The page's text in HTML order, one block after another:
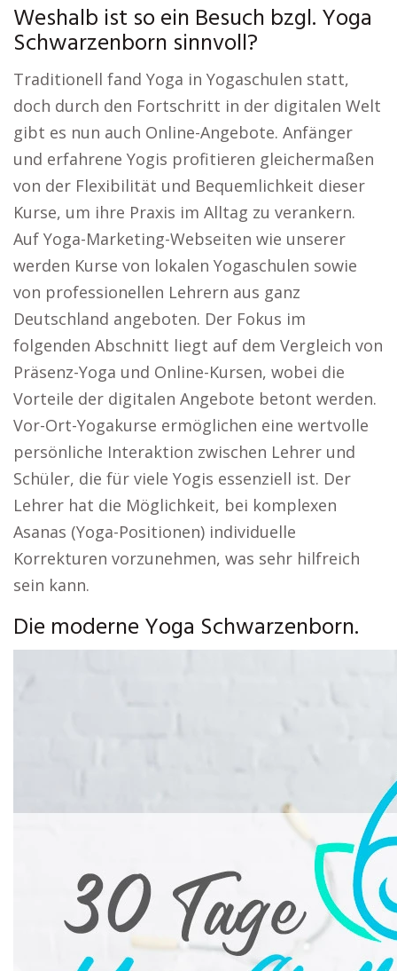
Weshalb ist so ein Besuch bzgl. Yoga
Schwarzenborn sinnvoll?
Traditionell fand Yoga in Yogaschulen statt,
doch durch den Fortschritt in der digitalen Welt
gibt es nun auch Online-Angebote. Anfänger
und erfahrene Yogis profitieren gleichermaßen
von der Flexibilität und Bequemlichkeit dieser
Kurse, um ihre Praxis im Alltag zu verankern.
Auf Yoga-Marketing-Webseiten wie unserer
werden Kurse von lokalen Yogaschulen sowie
von professionellen Lehrern aus ganz
Deutschland angeboten. Der Fokus im
folgenden Abschnitt liegt auf dem Vergleich von
Präsenz-Yoga und Online-Kursen, wobei die
Vorteile der digitalen Angebote betont werden.
Vor-Ort-Yogakurse ermöglichen eine wertvolle
persönliche Interaktion zwischen Lehrer und
Schüler, die für viele Yogis essenziell ist. Der
Lehrer hat die Möglichkeit, bei komplexen
Asanas (Yoga-Positionen) individuelle
Korrekturen vorzunehmen, was sehr hilfreich
sein kann.
Die moderne Yoga Schwarzenborn.